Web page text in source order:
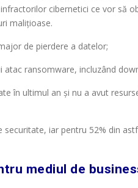
cibernetici ce vor să
malițioase.
de pierdere a datelor;
ransomware, incluzând
în ultimul an și nu a avut
iar pentru 52% din
mediul de